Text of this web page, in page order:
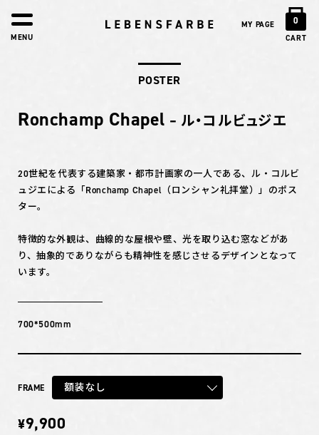
MY PAGE 0
CART
MENU
POSTER
Ronchamp Chapel – ル・コルビュジエ
20世紀を代表する建築家・都市計画家の一人である、ル・コルビ
ュジエによる「Ronchamp Chapel（ロンシャン礼拝堂）」のポス
ター。
特徴的な外観は、曲線的な屋根や壁、光を取り込む窓などがあ
り、抽象的でありながらも精神性を感じさせるデザインとなって
います。
700*500mm
FRAME 額装なし
¥9,900